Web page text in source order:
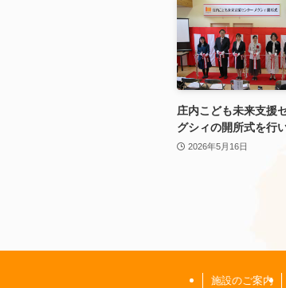
庄内こども未来支援
グシィの開所式を行
2026年5月16日
施設のご案内